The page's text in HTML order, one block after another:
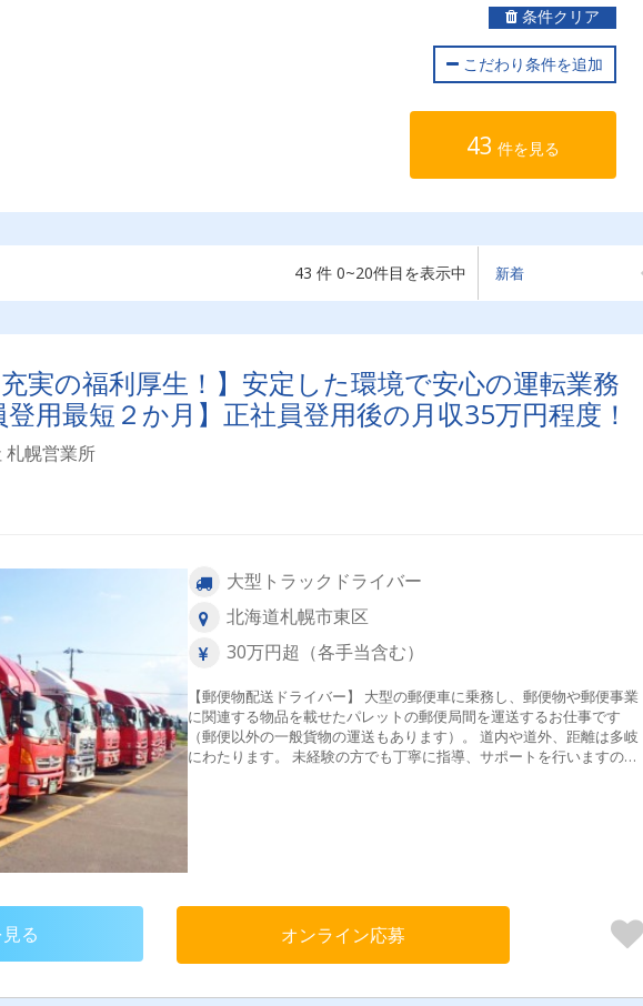
条件クリア
こだわり条件を追加
43 件を見る
43 件 0~20件目を表示中
実の福利厚生！】安定した環境で安心の運転業務
用最短２か月】正社員登用後の月収35万円程度！
札幌営業所
大型トラックドライバー
北海道札幌市東区
30万円超（各手当含む）
【郵便物配送ドライバー】 大型の郵便車に乗務し、郵便物や郵便事業
に関連する物品を載せたパレットの郵便局間を運送するお仕事です
（郵便以外の一般貨物の運送もあります）。 道内や道外、距離は多岐
にわたります。 未経験の方でも丁寧に指導、サポートを行いますの
る オンライン応募